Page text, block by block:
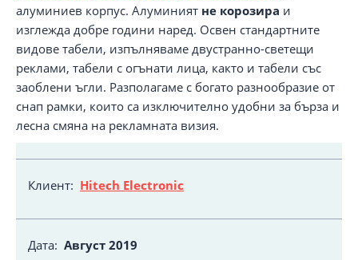
алуминиев корпус. Алуминият не корозира и
изглежда добре години наред. Освен стандартните
видове табели, изпълняваме двустранно-светещи
реклами, табели с огънати лица, както и табели със
заоблени ъгли. Разполагаме с богато разнообразие от
снап рамки, които са изключително удобни за бърза и
лесна смяна на рекламната визия.
Клиент: Hitech Electronic
Дата: Август 2019